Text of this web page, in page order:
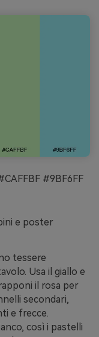
#9BF6FF
e poster
tessere
Usa il giallo e
il rosa per
secondari,
e frecce.
così i pastelli